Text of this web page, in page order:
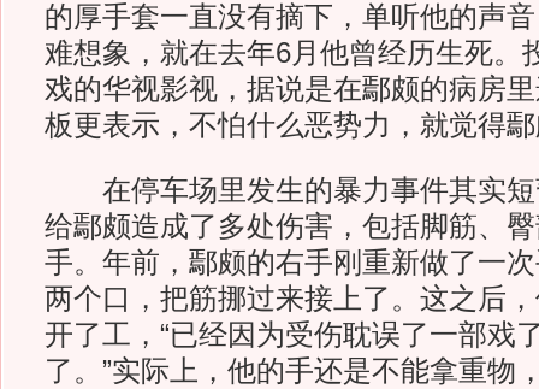
的厚手套一直没有摘下，单听他的声
难想象，就在去年6月他曾经历生死。
戏的华视影视，据说是在鄢颇的病房
板更表示，不怕什么恶势力，就觉得
在停车场里发生的暴力事件其实短
给鄢颇造成了多处伤害，包括脚筋、
手。年前，鄢颇的右手刚重新做了一
两个口，把筋挪过来接上了。这之后
开了工，“已经因为受伤耽误了一部戏
了。”实际上，他的手还是不能拿重物